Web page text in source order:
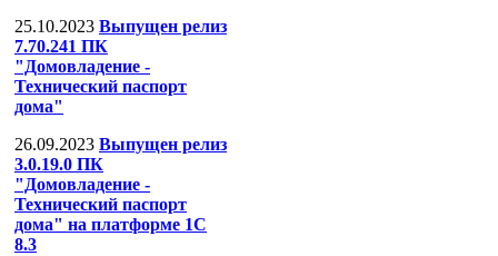
25.10.2023 Выпущен релиз
7.70.241 ПК
"Домовладение -
Технический паспорт
дома"
26.09.2023 Выпущен релиз
3.0.19.0 ПК
"Домовладение -
Технический паспорт
дома" на платформе 1С
8.3